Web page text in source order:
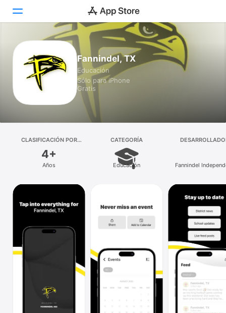
Juegos
Apps
Buscar
Plataforma
iPad
Watch
TV
Fannindel, TX
Educación
Sólo para iPhone
Gratis
CLASIFICACIÓN POR
4+
Años
CATEGORÍA
Educación
Fannindel